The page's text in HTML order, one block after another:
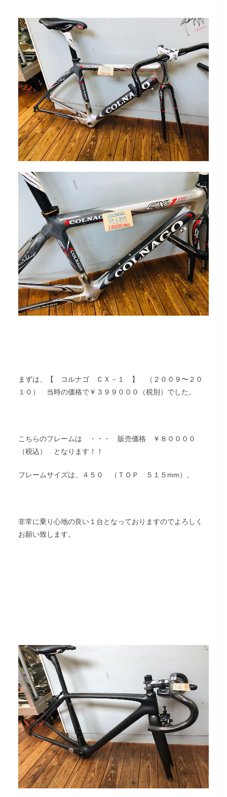
まずは、【 コルナゴ ＣＸ－１ 】 （２００９〜２０
１０） 当時の価格で￥３９９０００（税別）でした。
こちらのフレームは ・・・ 販売価格 ￥８００００
（税込） となります！！
フレームサイズは、４５０ （ＴＯＰ ５１５mm）。
非常に乗り心地の良い１台となっておりますのでよろしく
お願い致します。